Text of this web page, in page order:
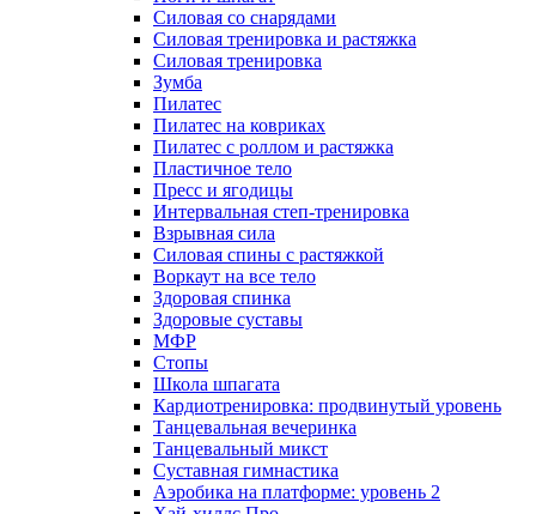
Силовая со снарядами
Силовая тренировка и растяжка
Силовая тренировка
Зумба
Пилатес
Пилатес на ковриках
Пилатес с роллом и растяжка
Пластичное тело
Пресс и ягодицы
Интервальная степ-тренировка
Взрывная сила
Силовая спины с растяжкой
Воркаут на все тело
Здоровая спинка
Здоровые суставы
МФР
Стопы
Школа шпагата
Кардиотренировка: продвинутый уровень
Танцевальная вечеринка
Танцевальный микст
Суставная гимнастика
Аэробика на платформе: уровень 2